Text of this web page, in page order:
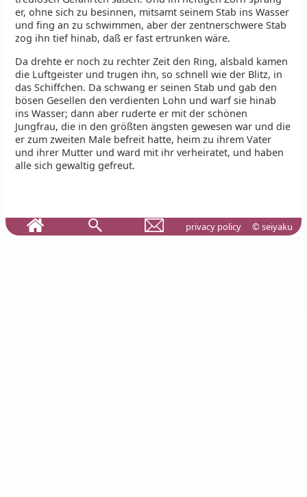
er, ohne sich zu besinnen, mitsamt seinem Stab ins Wasser
und fing an zu schwimmen, aber der zentnerschwere Stab
zog ihn tief hinab, daß er fast ertrunken wäre.
Da drehte er noch zu rechter Zeit den Ring, alsbald kamen
die Luftgeister und trugen ihn, so schnell wie der Blitz, in
das Schiffchen. Da schwang er seinen Stab und gab den
bösen Gesellen den verdienten Lohn und warf sie hinab
ins Wasser; dann aber ruderte er mit der schönen
Jungfrau, die in den größten ängsten gewesen war und die
er zum zweiten Male befreit hatte, heim zu ihrem Vater
und ihrer Mutter und ward mit ihr verheiratet, und haben
alle sich gewaltig gefreut.
privacy policy © seiyaku